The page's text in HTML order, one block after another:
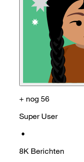
+ nog 56
Super User
•
8K Berichten